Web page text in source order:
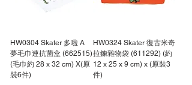
HW0304 Skater 多啦 A
夢毛巾連抗菌盒 (662515)
(毛巾約 28 x 32 cm) X(原
裝6件)
HW0324 Skater 復古米奇
拉鍊雜物袋 (611292) (約
12 x 25 x 9 cm) x (原裝3
件)